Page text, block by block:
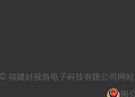
福建好视角电子科技有限公司网
闽